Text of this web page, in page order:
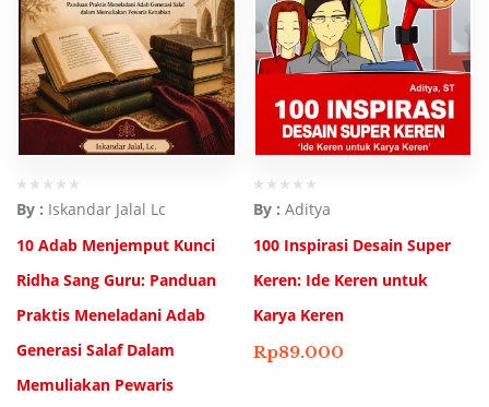
By : Iskandar Jalal Lc
10 Adab Menjemput Kunci
Ridha Sang Guru: Panduan
Praktis Meneladani Adab
Generasi Salaf Dalam
Memuliakan Pewaris
By : Aditya
100 Inspirasi Desain Super
Keren: Ide Keren untuk
Karya Keren
Rp89.000